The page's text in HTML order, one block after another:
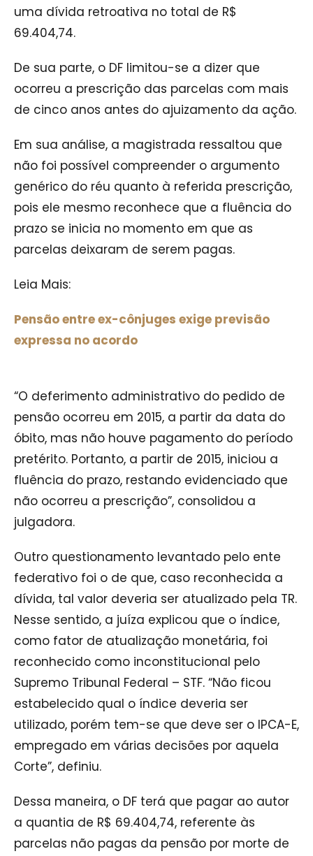
uma dívida retroativa no total de R$
69.404,74.
De sua parte, o DF limitou-se a dizer que
ocorreu a prescrição das parcelas com mais
de cinco anos antes do ajuizamento da ação.
Em sua análise, a magistrada ressaltou que
não foi possível compreender o argumento
genérico do réu quanto à referida prescrição,
pois ele mesmo reconhece que a fluência do
prazo se inicia no momento em que as
parcelas deixaram de serem pagas.
Leia Mais:
Pensão entre ex-cônjuges exige previsão
expressa no acordo
“O deferimento administrativo do pedido de
pensão ocorreu em 2015, a partir da data do
óbito, mas não houve pagamento do período
pretérito. Portanto, a partir de 2015, iniciou a
fluência do prazo, restando evidenciado que
não ocorreu a prescrição”, consolidou a
julgadora.
Outro questionamento levantado pelo ente
federativo foi o de que, caso reconhecida a
dívida, tal valor deveria ser atualizado pela TR.
Nesse sentido, a juíza explicou que o índice,
como fator de atualização monetária, foi
reconhecido como inconstitucional pelo
Supremo Tribunal Federal – STF. “Não ficou
estabelecido qual o índice deveria ser
utilizado, porém tem-se que deve ser o IPCA-E,
empregado em várias decisões por aquela
Corte”, definiu.
Dessa maneira, o DF terá que pagar ao autor
a quantia de R$ 69.404,74, referente às
parcelas não pagas da pensão por morte de